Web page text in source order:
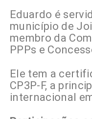
Eduardo é
município de
membro da
PPPs e
Ele tem a
CP3P-F, a
internacional